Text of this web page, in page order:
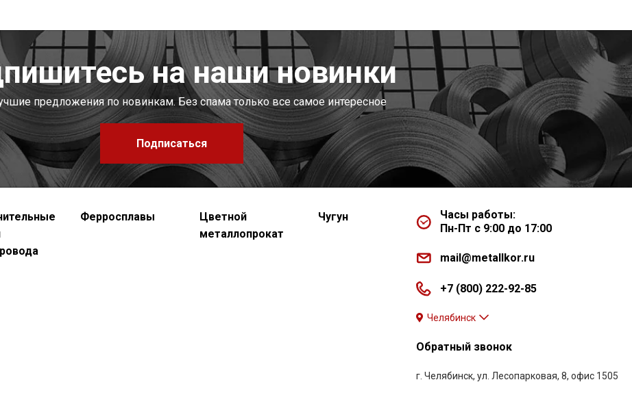
на наши новинки
предложения по новинкам. Без спама только все самое интересное
Подписаться
Ферросплавы
Цветной
металлопрокат
Чугун
Часы работы:
Пн-Пт с 9:00 до 17:00
mail@metallkor.ru
+7 (800) 222-92-85
Челябинск
Обратный звонок
г. Челябинск, ул. Лесопарковая, 8, офис 1505